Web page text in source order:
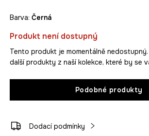
Barva: černá
Produkt není dostupný
Tento produkt je momentálně
další produkty z naší kolekce, které by se
Podobné produkty
Dodací podmínky